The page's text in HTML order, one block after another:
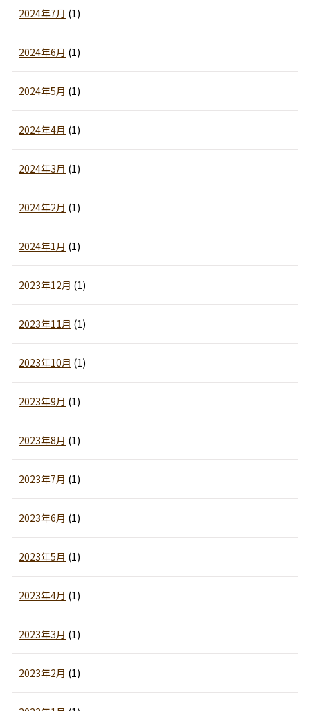
2024年7月 (1)
2024年6月 (1)
2024年5月 (1)
2024年4月 (1)
2024年3月 (1)
2024年2月 (1)
2024年1月 (1)
2023年12月 (1)
2023年11月 (1)
2023年10月 (1)
2023年9月 (1)
2023年8月 (1)
2023年7月 (1)
2023年6月 (1)
2023年5月 (1)
2023年4月 (1)
2023年3月 (1)
2023年2月 (1)